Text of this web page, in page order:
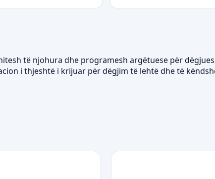
të njohura dhe programesh argëtuese për
i thjeshtë i krijuar për dëgjim të lehtë dhe të